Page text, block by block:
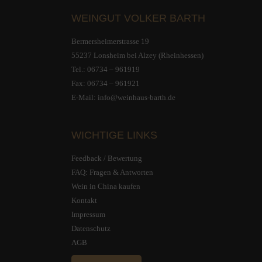
WEINGUT VOLKER BARTH
Bermersheimerstrasse 19
55237 Lonsheim bei Alzey (Rheinhessen)
Tel.: 06734 – 961919
Fax: 06734 – 961921
E-Mail: info@weinhaus-barth.de
WICHTIGE LINKS
Feedback / Bewertung
FAQ: Fragen & Antworten
Wein in China kaufen
Kontakt
Impressum
Datenschutz
AGB